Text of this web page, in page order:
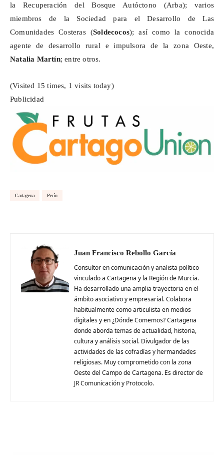
la Recuperación del Bosque Autóctono (Arba); varios
miembros de la Sociedad para el Desarrollo de Las
Comunidades Costeras (Soldecocos); así como la conocida
agente de desarrollo rural e impulsora de la zona Oeste,
Natalia Martín; entre otros.
(Visited 15 times, 1 visits today)
Publicidad
Cartagena Perín
Juan Francisco Rebollo García
Consultor en comunicación y analista político
vinculado a Cartagena y la Región de Murcia.
Ha desarrollado una amplia trayectoria en el
ámbito asociativo y empresarial. Colabora
habitualmente como articulista en medios
digitales y en ¿Dónde Comemos? Cartagena
donde aborda temas de actualidad, historia,
cultura y análisis social. Divulgador de las
actividades de las cofradías y hermandades
religiosas. Muy comprometido con la zona
Oeste del Campo de Cartagena. Es director de
JR Comunicación y Protocolo.